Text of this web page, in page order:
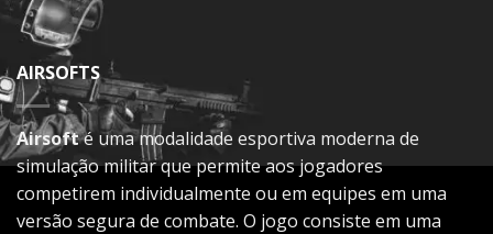
AIRSOFTS
Airsofté uma modalidade esportiva moderna de
simulação militar que permite aos jogadores
competirem individualmente ou em equipes em uma
versão segura de combate. O jogo consiste em uma